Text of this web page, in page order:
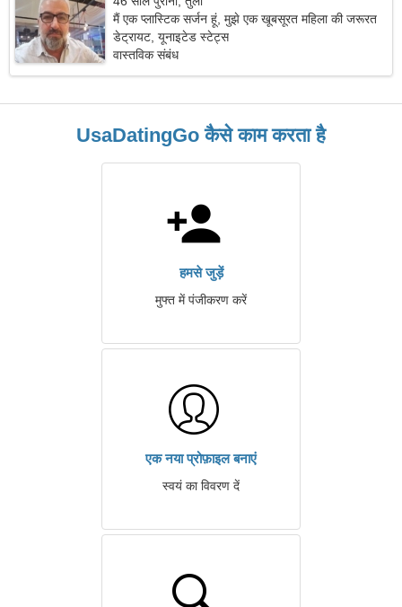
मैं एक प्लास्टिक सर्जन हूं, मुझे एक खूबसूरत महिला की जरूरत
है।
डेट्रायट, यूनाइटेड स्टेट्स
वास्तविक संबंध
UsaDatingGo कैसे काम करता है
हमसे जुड़ें
मुफ्त में पंजीकरण करें
एक नया प्रोफ़ाइल बनाएं
स्वयं का विवरण दें